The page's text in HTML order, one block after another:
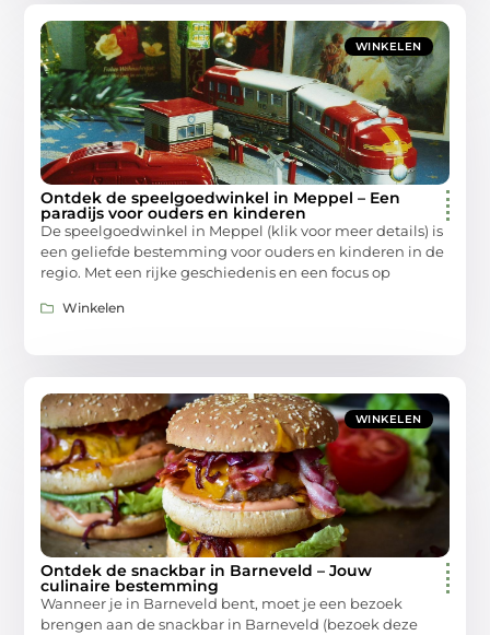
WINKELEN
Ontdek de speelgoedwinkel in Meppel – Een
paradijs voor ouders en kinderen
De speelgoedwinkel in Meppel (klik voor meer details) is
een geliefde bestemming voor ouders en kinderen in de
regio. Met een rijke geschiedenis en een focus op
Winkelen
WINKELEN
Ontdek de snackbar in Barneveld – Jouw
culinaire bestemming
Wanneer je in Barneveld bent, moet je een bezoek
brengen aan de snackbar in Barneveld (bezoek deze